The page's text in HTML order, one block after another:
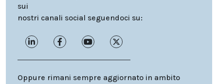
sui
nostri canali social seguendoci su:
Oppure rimani sempre aggiornato in ambito